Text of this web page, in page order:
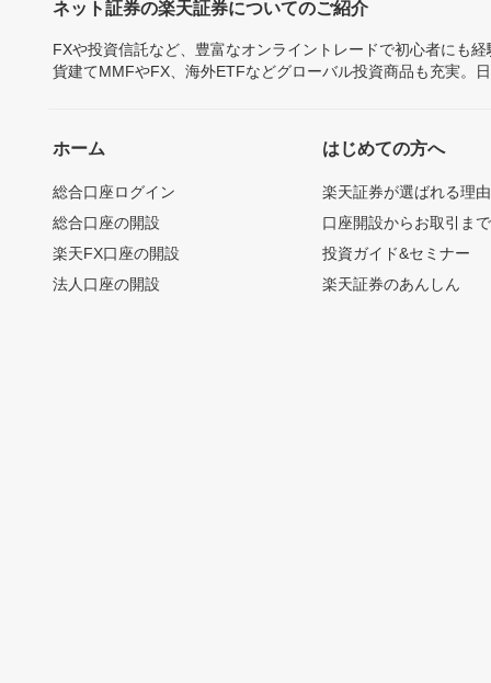
ネット証券の楽天証券についてのご紹介
FXや投資信託など、豊富なオンライントレードで初心者にも
貨建てMMFやFX、海外ETFなどグローバル投資商品も充実。
ホーム
総合口座ログイン
総合口座の開設
楽天FX口座の開設
法人口座の開設
はじめての方へ
楽天証券が選ばれる理由
口座開設からお取引ま
投資ガイド&セミナー
楽天証券のあんしん